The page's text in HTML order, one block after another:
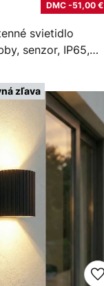
svietidlo
senzor, IP65,
DMC -51,00 €
zľava